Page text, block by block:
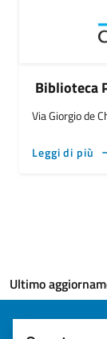
Biblioteca
Via Giorgio de
Leggi di più
Ultimo